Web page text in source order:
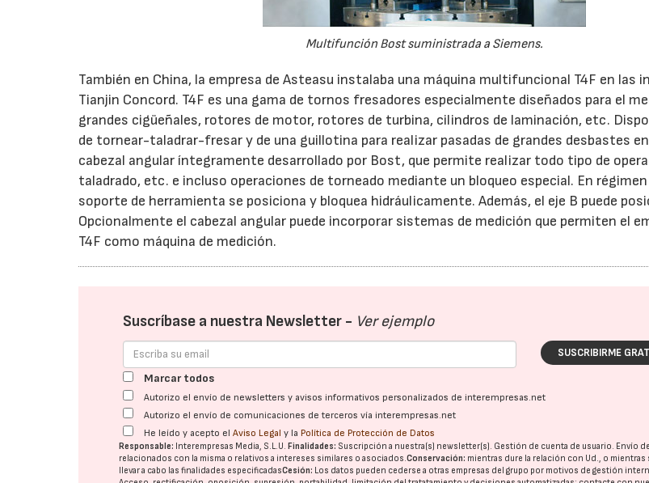
Multifunción Bost suministrada a Siemens.
También en China, la empresa de Asteasu instalaba una máquina multifuncional T4F en las
Tianjin Concord. T4F es una gama de tornos fresadores especialmente diseñados para el
grandes cigüeñales, rotores de motor, rotores de turbina, cilindros de laminación, etc.
de tornear-taladrar-fresar y de una guillotina para realizar pasadas de grandes desbastes
cabezal angular íntegramente desarrollado por Bost, que permite realizar todo tipo de
taladrado, etc. e incluso operaciones de torneado mediante un bloqueo especial. En
soporte de herramienta se posiciona y bloquea hidráulicamente. Además, el eje B puede
Opcionalmente el cabezal angular puede incorporar sistemas de medición que permiten el
T4F como máquina de medición.
Suscríbase a nuestra Newsletter - Ver ejemplo
SUSCRIBIRME
Marcar todos
Autorizo el envío de newsletters y avisos informativos personalizados de interempresas.net
Autorizo el envío de comunicaciones de terceros vía interempresas.net
He leído y acepto elAviso Legal y la Política de Protección de Datos
Responsable: Interempresas Media, S.L.U.Finalidades: Suscripción a nuestra(s) newsletter(s). Gestión de cuenta de usuario. Envío
relacionados con la misma o relativos a intereses similares o asociados.Conservación: mientras dure la relación con Ud., o mientras
llevar a cabo las finalidades especificadasCesión: Los datos pueden cederse a otras empresas del grupo por motivos de gestión
28/07/2026